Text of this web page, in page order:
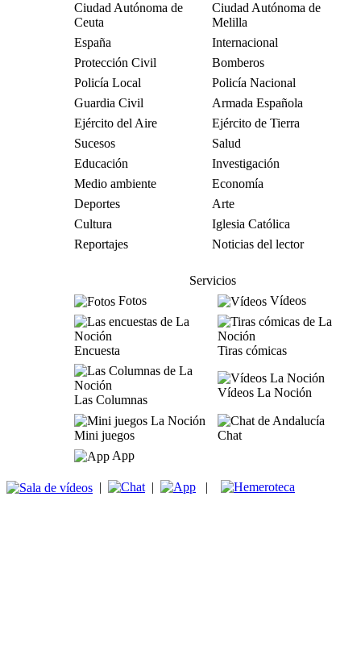
Ciudad Autónoma de
Ceuta
Ciudad Autónoma de
Melilla
España
Internacional
Protección Civil
Bomberos
Policía Local
Policía Nacional
Guardia Civil
Armada Española
Ejército del Aire
Ejército de Tierra
Sucesos
Salud
Educación
Investigación
Medio ambiente
Economía
Deportes
Arte
Cultura
Iglesia Católica
Reportajes
Noticias del lector
Servicios
Fotos
Vídeos
Encuesta Tiras cómicas
Las Columnas
Vídeos La Noción
Mini juegos
Chat
App
| | |